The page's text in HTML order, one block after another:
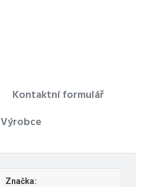
Kontaktní formulář
Výrobce
Značka: